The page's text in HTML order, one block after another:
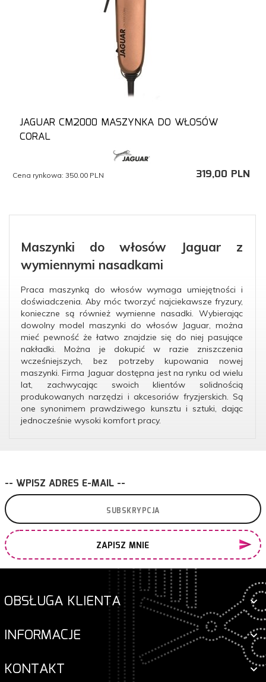
JAGUAR CM2000 MASZYNKA DO WŁOSÓW
CORAL
319,00 PLN
Cena rynkowa: 350.00 PLN
Maszynki do włosów Jaguar z
wymiennymi nasadkami
Praca maszynką do włosów wymaga umiejętności i
doświadczenia. Aby móc tworzyć najciekawsze fryzury,
konieczne są również wymienne nasadki. Wybierając
dowolny model maszynki do włosów Jaguar, można
mieć pewność że łatwo znajdzie się do niej pasujące
nakładki. Można je dokupić w razie zniszczenia
wcześniejszych, bez potrzeby kupowania nowej
maszynki. Firma Jaguar dostępna jest na rynku od wielu
lat, zachwycając swoich klientów solidnością
produkowanych narzędzi i akcesoriów fryzjerskich. Są
one synonimem prawdziwego kunsztu i sztuki, dając
jednocześnie wysoki komfort pracy.
-- WPISZ ADRES E-MAIL --
ZAPISZ MNIE
OBSŁUGA KLIENTA
INFORMACJE
KONTAKT